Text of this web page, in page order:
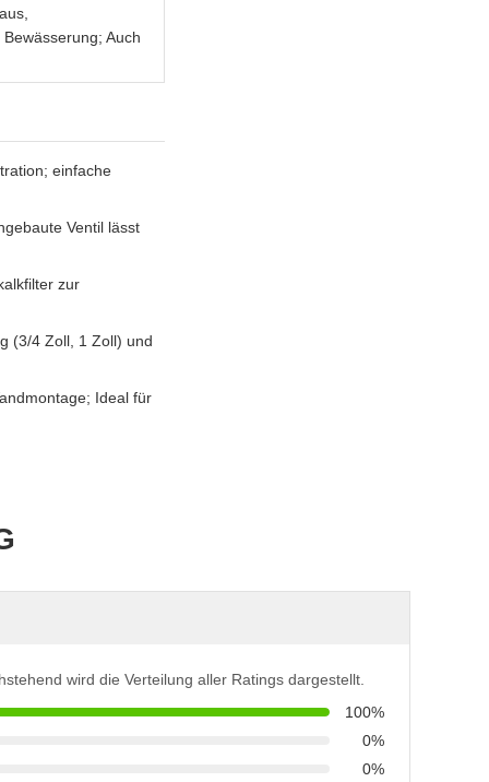
Auch
einfache
Ventil lässt
zur
(3/4 Zoll, 1 Zoll) und
Ideal für
wird die Verteilung aller Ratings dargestellt.
100%
0%
0%